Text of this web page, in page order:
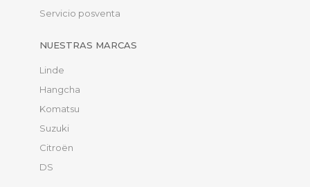
Servicio posventa
NUESTRAS MARCAS
Linde
Hangcha
Komatsu
Suzuki
Citroën
DS